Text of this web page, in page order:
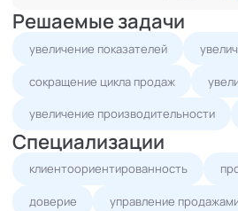
Решаемые задачи
увеличение показателей
сокращение цикла продаж
увеличение производительности
Специализации
клиентоориентированность
доверие управление